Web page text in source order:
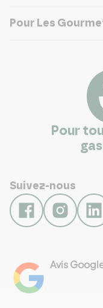
Pour Les
Pour
Suivez-nous
Avis